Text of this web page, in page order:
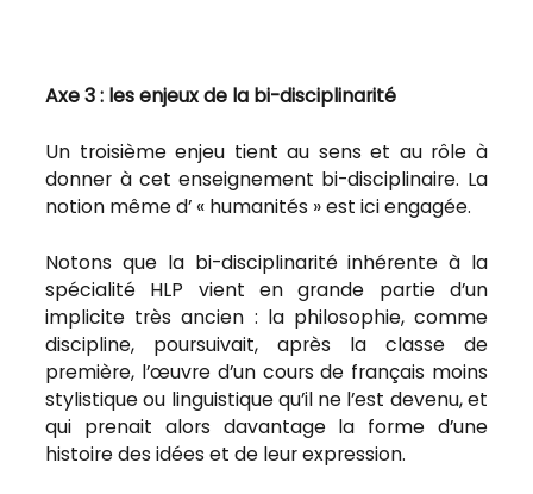
Axe 3 : les enjeux de la bi-disciplinarité
Un troisième enjeu tient au sens et au rôle à
donner à cet enseignement bi-disciplinaire. La
notion même d’ « humanités » est ici engagée.
Notons que la bi-disciplinarité inhérente à la
spécialité HLP vient en grande partie d’un
implicite très ancien : la philosophie, comme
discipline, poursuivait, après la classe de
première, l’œuvre d’un cours de français moins
stylistique ou linguistique qu’il ne l’est devenu, et
qui prenait alors davantage la forme d’une
histoire des idées et de leur expression.